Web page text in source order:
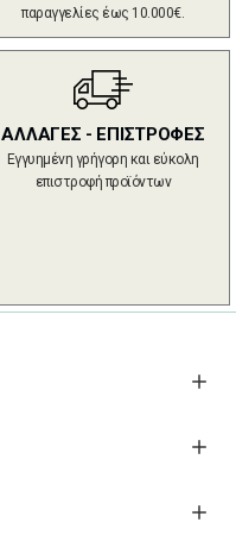
παραγγελίες έως 10.000€.
ΑΛΛΑΓΕΣ - ΕΠΙΣΤΡΟΦΕΣ
Εγγυημένη γρήγορη και εύκολη
επιστροφή προϊόντων